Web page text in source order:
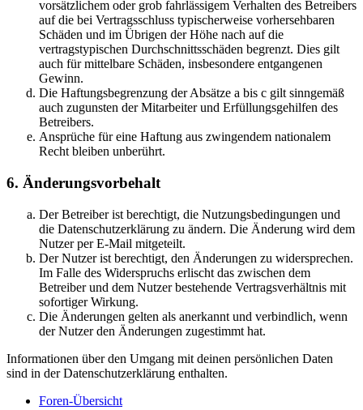
vorsätzlichem oder grob fahrlässigem Verhalten des Betreibers
auf die bei Vertragsschluss typischerweise vorhersehbaren
Schäden und im Übrigen der Höhe nach auf die
vertragstypischen Durchschnittsschäden begrenzt. Dies gilt
auch für mittelbare Schäden, insbesondere entgangenen
Gewinn.
Die Haftungsbegrenzung der Absätze a bis c gilt sinngemäß
auch zugunsten der Mitarbeiter und Erfüllungsgehilfen des
Betreibers.
Ansprüche für eine Haftung aus zwingendem nationalem
Recht bleiben unberührt.
6. Änderungsvorbehalt
Der Betreiber ist berechtigt, die Nutzungsbedingungen und
die Datenschutzerklärung zu ändern. Die Änderung wird dem
Nutzer per E-Mail mitgeteilt.
Der Nutzer ist berechtigt, den Änderungen zu widersprechen.
Im Falle des Widerspruchs erlischt das zwischen dem
Betreiber und dem Nutzer bestehende Vertragsverhältnis mit
sofortiger Wirkung.
Die Änderungen gelten als anerkannt und verbindlich, wenn
der Nutzer den Änderungen zugestimmt hat.
Informationen über den Umgang mit deinen persönlichen Daten
sind in der Datenschutzerklärung enthalten.
Foren-Übersicht